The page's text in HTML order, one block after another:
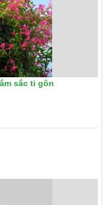
sắc ti gôn